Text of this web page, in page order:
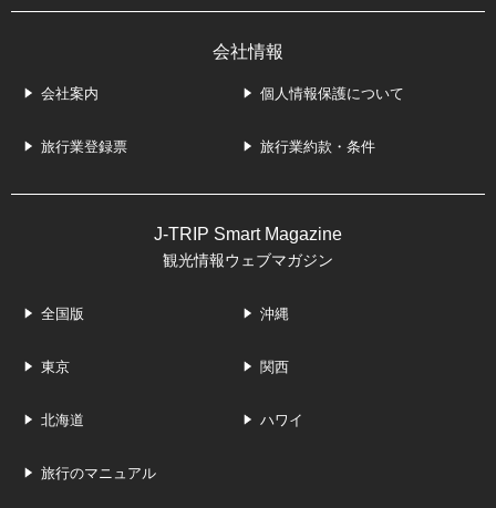
会社情報
会社案内 個人情報保護について
旅行業登録票 旅行業約款・条件
J-TRIP Smart Magazine
観光情報ウェブマガジン
全国版 沖縄
東京 関西
北海道 ハワイ
旅行のマニュアル